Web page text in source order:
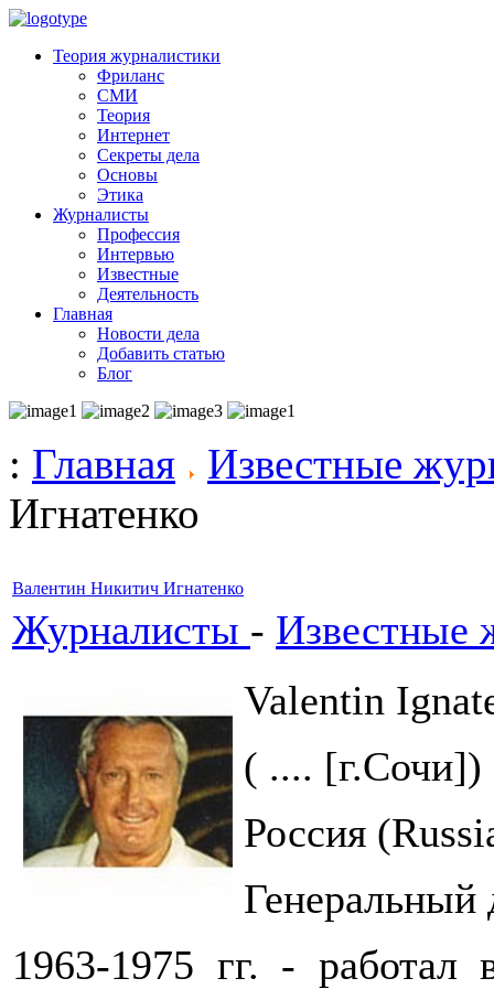
Теория журналистики
Фриланс
СМИ
Теория
Интернет
Секреты дела
Основы
Этика
Журналисты
Профессия
Интервью
Известные
Деятельность
Главная
Новости дела
Добавить статью
Блог
: Главная
Известные
Игнатенко
Валентин Никитич Игнатенко
Журналисты - Известные
Valentin
( .... [г.Сочи])
Россия
1963-1975 гг. - работал